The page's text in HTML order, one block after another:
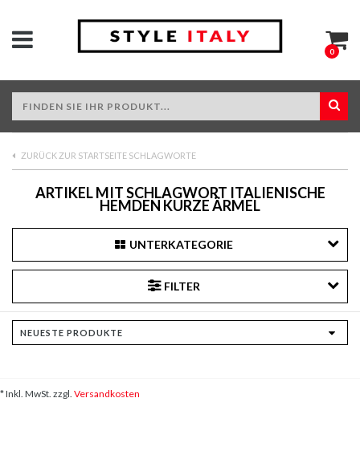
0
ZURÜCK ZUR STARTSEITE SCHLAGWORTE
ARTIKEL MIT SCHLAGWORT ITALIENISCHE
HEMDEN KURZE ÄRMEL
UNTERKATEGORIE
FILTER
* Inkl. MwSt. zzgl. Versandkosten